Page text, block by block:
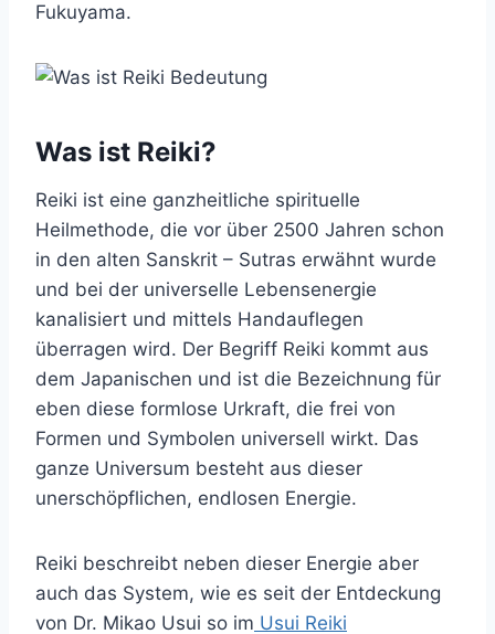
Fukuyama.
Was ist Reiki?
Reiki ist eine ganzheitliche spirituelle
Heilmethode, die vor über 2500 Jahren schon
in den alten Sanskrit – Sutras erwähnt wurde
und bei der universelle Lebensenergie
kanalisiert und mittels Handauflegen
überragen wird. Der Begriff Reiki kommt aus
dem Japanischen und ist die Bezeichnung für
eben diese formlose Urkraft, die frei von
Formen und Symbolen universell wirkt. Das
ganze Universum besteht aus dieser
unerschöpflichen, endlosen Energie.
Reiki beschreibt neben dieser Energie aber
auch das System, wie es seit der Entdeckung
von Dr. Mikao Usui so im Usui Reiki